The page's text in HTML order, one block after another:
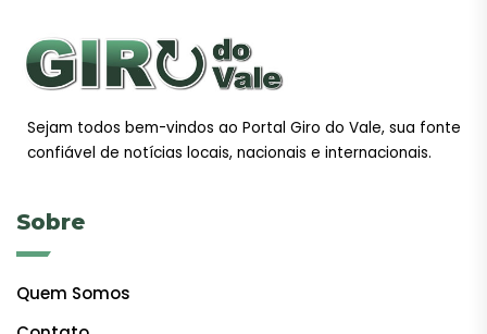
Sejam todos bem-vindos ao Portal Giro do Vale, sua fonte
confiável de notícias locais, nacionais e internacionais.
Sobre
Quem Somos